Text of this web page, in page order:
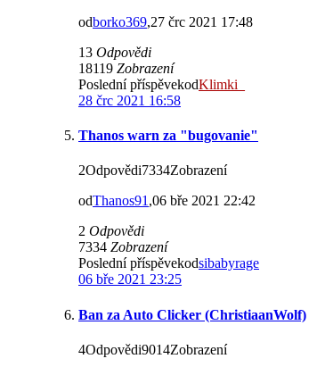
odborko369,27 črc 2021 17:48
13 Odpovědi
18119 Zobrazení
Poslední příspěvekodKlimki_
28 črc 2021 16:58
Thanos warn za "bugovanie"
2Odpovědi7334Zobrazení
odThanos91 ,06 bře 2021 22:42
2 Odpovědi
7334 Zobrazení
Poslední příspěvekodsibabyrage
06 bře 2021 23:25
Ban za Auto Clicker (ChristiaanWolf)
4Odpovědi9014Zobrazení